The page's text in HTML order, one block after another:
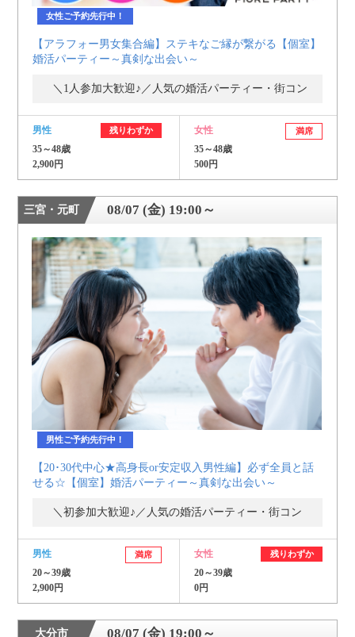
女性ご予約先行中！
【アラフォー男女集合編】ステキなご縁が繋がる【個室】
婚活パーティー～真剣な出会い～
＼1人参加大歓迎♪／人気の婚活パーティー・街コン
男性 残りわずか
35～48歳
2,900円
女性 満席
35～48歳
500円
三宮・元町 08/07 (金) 19:00～
男性ご予約先行中！
【20･30代中心★高身長or安定収入男性編】必ず全員と話
せる☆【個室】婚活パーティー～真剣な出会い～
＼初参加大歓迎♪／人気の婚活パーティー・街コン
男性 満席
20～39歳
2,900円
女性 残りわずか
20～39歳
0円
大分市 08/07 (金) 19:00～